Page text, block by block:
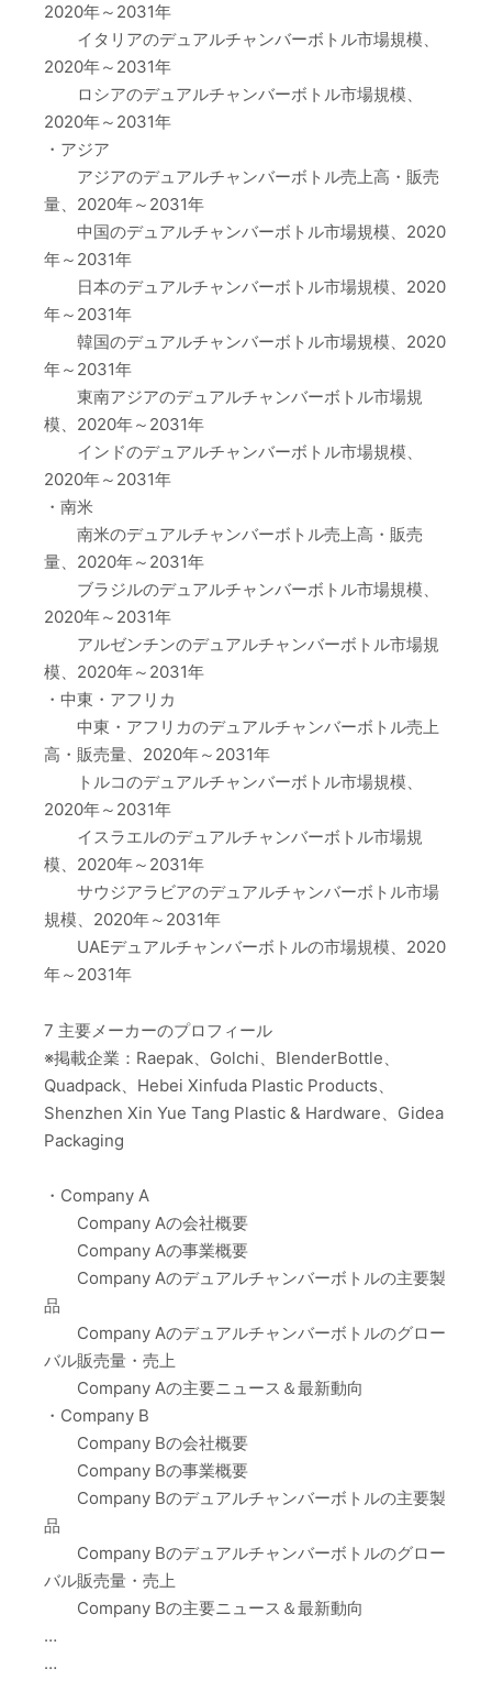
2020年～2031年
イタリアのデュアルチャンバーボトル市場規模、
2020年～2031年
ロシアのデュアルチャンバーボトル市場規模、
2020年～2031年
・アジア
アジアのデュアルチャンバーボトル売上高・販売
量、2020年～2031年
中国のデュアルチャンバーボトル市場規模、2020
年～2031年
日本のデュアルチャンバーボトル市場規模、2020
年～2031年
韓国のデュアルチャンバーボトル市場規模、2020
年～2031年
東南アジアのデュアルチャンバーボトル市場規
模、2020年～2031年
インドのデュアルチャンバーボトル市場規模、
2020年～2031年
・南米
南米のデュアルチャンバーボトル売上高・販売
量、2020年～2031年
ブラジルのデュアルチャンバーボトル市場規模、
2020年～2031年
アルゼンチンのデュアルチャンバーボトル市場規
模、2020年～2031年
・中東・アフリカ
中東・アフリカのデュアルチャンバーボトル売上
高・販売量、2020年～2031年
トルコのデュアルチャンバーボトル市場規模、
2020年～2031年
イスラエルのデュアルチャンバーボトル市場規
模、2020年～2031年
サウジアラビアのデュアルチャンバーボトル市場
規模、2020年～2031年
UAEデュアルチャンバーボトルの市場規模、2020
年～2031年
7 主要メーカーのプロフィール
※掲載企業：Raepak、Golchi、BlenderBottle、
Quadpack、Hebei Xinfuda Plastic Products、
Shenzhen Xin Yue Tang Plastic & Hardware、Gidea
Packaging
・Company A
Company Aの会社概要
Company Aの事業概要
Company Aのデュアルチャンバーボトルの主要製
品
Company Aのデュアルチャンバーボトルのグロー
バル販売量・売上
Company Aの主要ニュース＆最新動向
・Company B
Company Bの会社概要
Company Bの事業概要
Company Bのデュアルチャンバーボトルの主要製
品
Company Bのデュアルチャンバーボトルのグロー
バル販売量・売上
Company Bの主要ニュース＆最新動向
…
…